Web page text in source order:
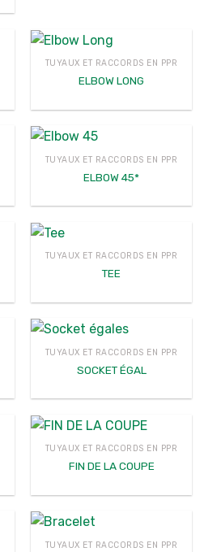
TUYAUX ET RACCORDS EN PPR
ELBOW LONG
TUYAUX ET RACCORDS EN PPR
ELBOW 45*
TUYAUX ET RACCORDS EN PPR
TEE
TUYAUX ET RACCORDS EN PPR
SOCKET ÉGAL
TUYAUX ET RACCORDS EN PPR
FIN DE LA COUPE
TUYAUX ET RACCORDS EN PPR